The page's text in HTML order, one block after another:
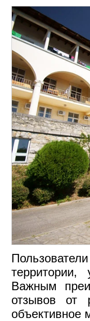
Важным
отзывов от
объективное